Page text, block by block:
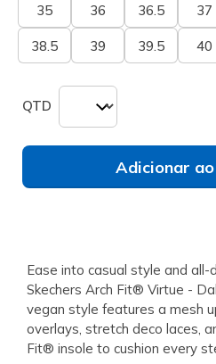
35 36 36.5 37
38.5 39 39.5 40
QTD
Adicionar
Ease into casual style and
Skechers Arch Fit® Virtue -
vegan style features a mesh
overlays, stretch deco laces,
Fit® insole to cushion every